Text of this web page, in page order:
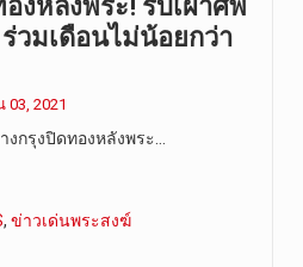
วันที่ 3 ส…
งหลังพระ! รับ​เผาศพ
วมเดือนไม่น้อยกว่า​
2021
กรุงปิดทองหลังพระ…
, ข่าวเด่นพระสงฆ์